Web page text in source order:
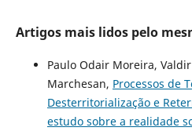
Artigos mais lidos pelo
Paulo Odair Moreira,
Marchesan, Processos de
Desterritorialização e
estudo sobre a realidade